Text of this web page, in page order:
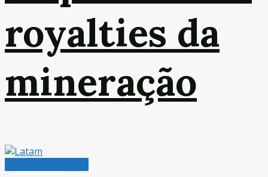
royalties da
mineração